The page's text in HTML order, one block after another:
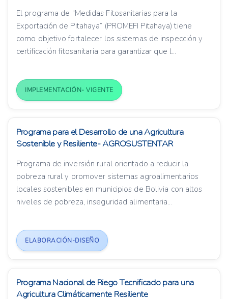
El programa de "Medidas Fitosanitarias para la
Exportación de Pitahaya” (PROMEFI Pitahaya) tiene
como objetivo fortalecer los sistemas de inspección y
certificación fitosanitaria para garantizar que l...
IMPLEMENTACIÓN- VIGENTE
Programa para el Desarrollo de una Agricultura
Sostenible y Resiliente- AGROSUSTENTAR
Programa de inversión rural orientado a reducir la
pobreza rural y promover sistemas agroalimentarios
locales sostenibles en municipios de Bolivia con altos
niveles de pobreza, inseguridad alimentaria...
ELABORACIÓN-DISEÑO
Programa Nacional de Riego Tecnificado para una
Agricultura Climáticamente Resiliente